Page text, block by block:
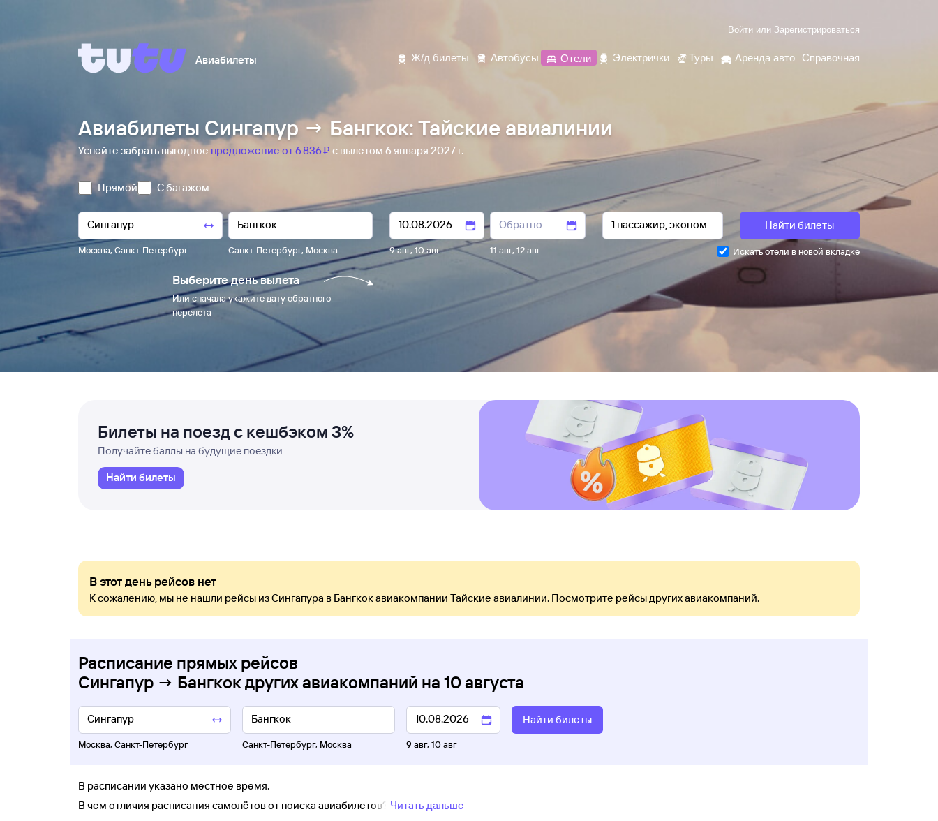
Войти или Зарегистрироваться
Авиабилеты Ж/д билеты Автобусы Отели Электрички Туры Аренда авто Справочная
Авиабилеты Сингапур → Бангкок: Тайские авиалинии
Успейте забрать выгодное предложение от 6 ⁠836 ⁠₽ с вылетом 6 января 2027 г.
Прямой С багажом
Москва, Санкт-Петербург Санкт-Петербург, Москва 9 авг, 10 авг 11 авг,12 авг
Найти билеты
Искать отели в новой вкладке
Выберите день вылета
Или сначала укажите дату обратного
перелета
Билеты на поезд с кешбэком 3%
Получайте баллы на будущие поездки
Найти билеты
В этот день рейсов нет
К сожалению, мы не нашли рейсы из Сингапура в Бангкок авиакомпании Тайские авиалинии. Посмотрите рейсы других авиакомпаний.
Расписание прямых рейсов
Сингапур → Бангкок других авиакомпаний на 10 августа
Москва, Санкт-Петербург Санкт-Петербург, Москва 9 авг, 10 авг
Найти билеты
В расписании указано местное время.
В чем отличия расписания самолётов от поиска авиабилетов? Читать дальше